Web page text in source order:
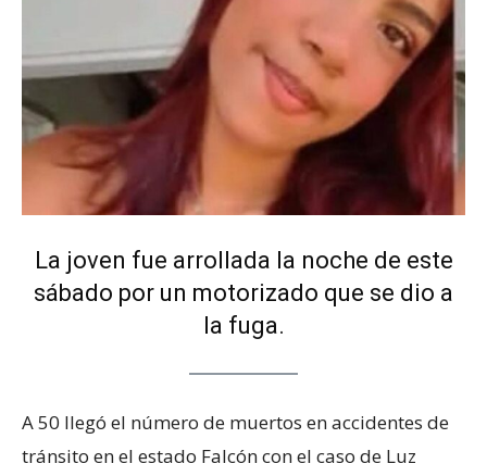
La joven fue arrollada la noche de este
sábado por un motorizado que se dio a
la fuga.
A 50 llegó el número de muertos en accidentes de
tránsito en el estado Falcón con el caso de Luz